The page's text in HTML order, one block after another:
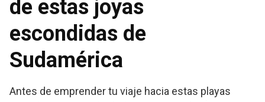
de estas joyas
escondidas de
Sudamérica
Antes de emprender tu viaje hacia estas playas